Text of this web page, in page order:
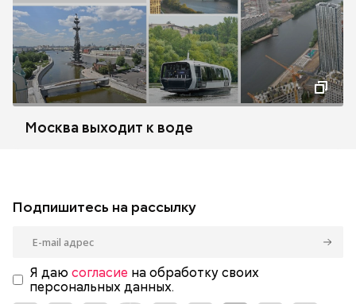
Москва выходит к воде
Подпишитесь на рассылку
Я даю согласие на обработку своих
персональных данных.